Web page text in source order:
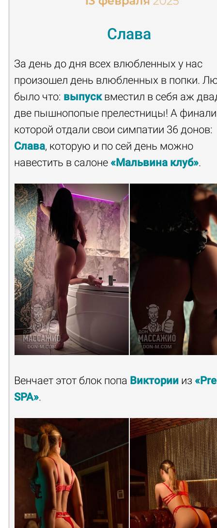
Слава
За день до дня всех влюбленных у нас
произошел день влюбленных в попки.
было что: выпусквместил в себя аж
две пышнопопые прелестницы! А
которой отдали свои симпатии 36 донов:
Слава, которую и по сей день можно
навестить в салоне «Мальвина клуб».
Венчает этот блок попа Виктории из
SPA».